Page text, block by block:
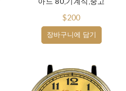
장바구니에 담기
아드 80,기계식,중고
$200